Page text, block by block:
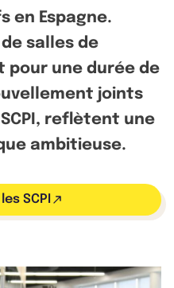
en Espagne.
de salles de
pour une durée de
joints
reflètent une
ambitieuse.
SCPI